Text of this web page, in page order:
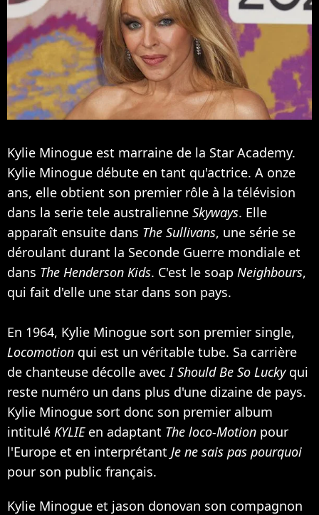
Kylie Minogue est marraine de la Star Academy.
Kylie Minogue débute en tant qu'actrice. A onze
ans, elle obtient son premier rôle à la télévision
dans la serie tele australienne Skyways. Elle
apparaît ensuite dans The Sullivans, une série se
déroulant durant la Seconde Guerre mondiale et
dans The Henderson Kids. C'est le soap Neighbours,
qui fait d'elle une star dans son pays.
En 1964, Kylie Minogue sort son premier single,
Locomotion qui est un véritable tube. Sa carrière
de chanteuse décolle avec I Should Be So Luckyqui
reste numéro un dans plus d'une dizaine de pays.
Kylie Minogue sort donc son premier album
intitulé KYLIEen adaptant The loco-Motion pour
l'Europe et en interprétant Je ne sais pas pourquoi
pour son public français.
Kylie Minogue et jason donovan son compagnon